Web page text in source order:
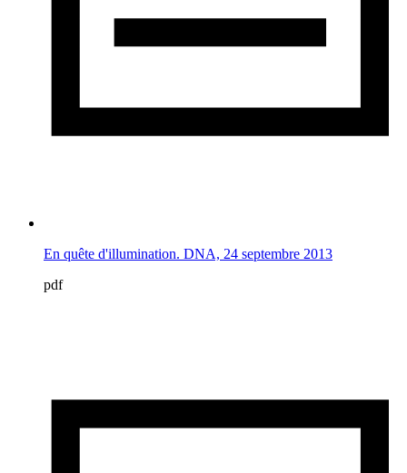
En quête d'illumination. DNA, 24 septembre 2013
pdf